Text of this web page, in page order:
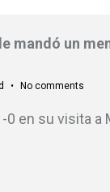
mandó un
No comments
0 en su visita a